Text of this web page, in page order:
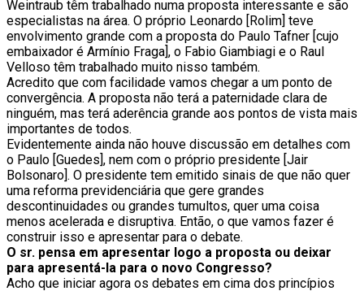
Weintraub têm trabalhado numa proposta interessante e são
especialistas na área. O próprio Leonardo [Rolim] teve
envolvimento grande com a proposta do Paulo Tafner [cujo
embaixador é Armínio Fraga], o Fabio Giambiagi e o Raul
Velloso têm trabalhado muito nisso também.
Acredito que com facilidade vamos chegar a um ponto de
convergência. A proposta não terá a paternidade clara de
ninguém, mas terá aderência grande aos pontos de vista mais
importantes de todos.
Evidentemente ainda não houve discussão em detalhes com
o Paulo [Guedes], nem com o próprio presidente [Jair
Bolsonaro]. O presidente tem emitido sinais de que não quer
uma reforma previdenciária que gere grandes
descontinuidades ou grandes tumultos, quer uma coisa
menos acelerada e disruptiva. Então, o que vamos fazer é
construir isso e apresentar para o debate.
O sr. pensa em apresentar logo a proposta ou deixar
para apresentá-la para o novo Congresso?
Acho que iniciar agora os debates em cima dos princípios